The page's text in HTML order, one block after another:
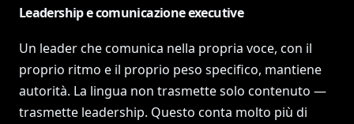
Leadership e comunicazione executive
Un leader che comunica nella propria voce, con il
proprio ritmo e il proprio peso specifico, mantiene
autorità. La lingua non trasmette solo contenuto —
trasmette leadership. Questo conta molto più di